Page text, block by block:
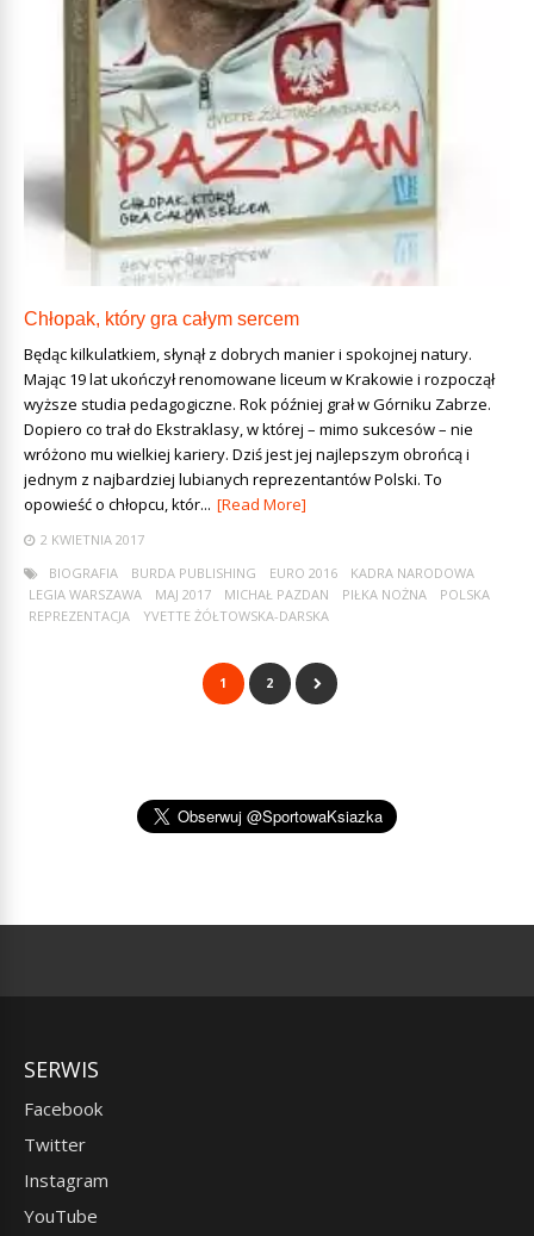
Chłopak, który gra całym sercem
Będąc kilkulatkiem, słynął z dobrych manier i spokojnej natury.
Mając 19 lat ukończył renomowane liceum w Krakowie i rozpoczął
wyższe studia pedagogiczne. Rok później grał w Górniku Zabrze.
Dopiero co trafił do Ekstraklasy, w której – mimo sukcesów – nie
wróżono mu wielkiej kariery. Dziś jest jej najlepszym obrońcą i
jednym z najbardziej lubianych reprezentantów Polski. To
opowieść o chłopcu, któr... [Read More]
2 KWIETNIA 2017
BIOGRAFIA
BURDA PUBLISHING EURO 2016
KADRA NARODOWA
LEGIA WARSZAWA
MAJ 2017 MICHAŁ PAZDAN PIŁKA NOŻNA
POLSKA
REPREZENTACJA
YVETTE ŻÓŁTOWSKA-DARSKA
1 2
SERWIS
Facebook
Twitter
Instagram
YouTube